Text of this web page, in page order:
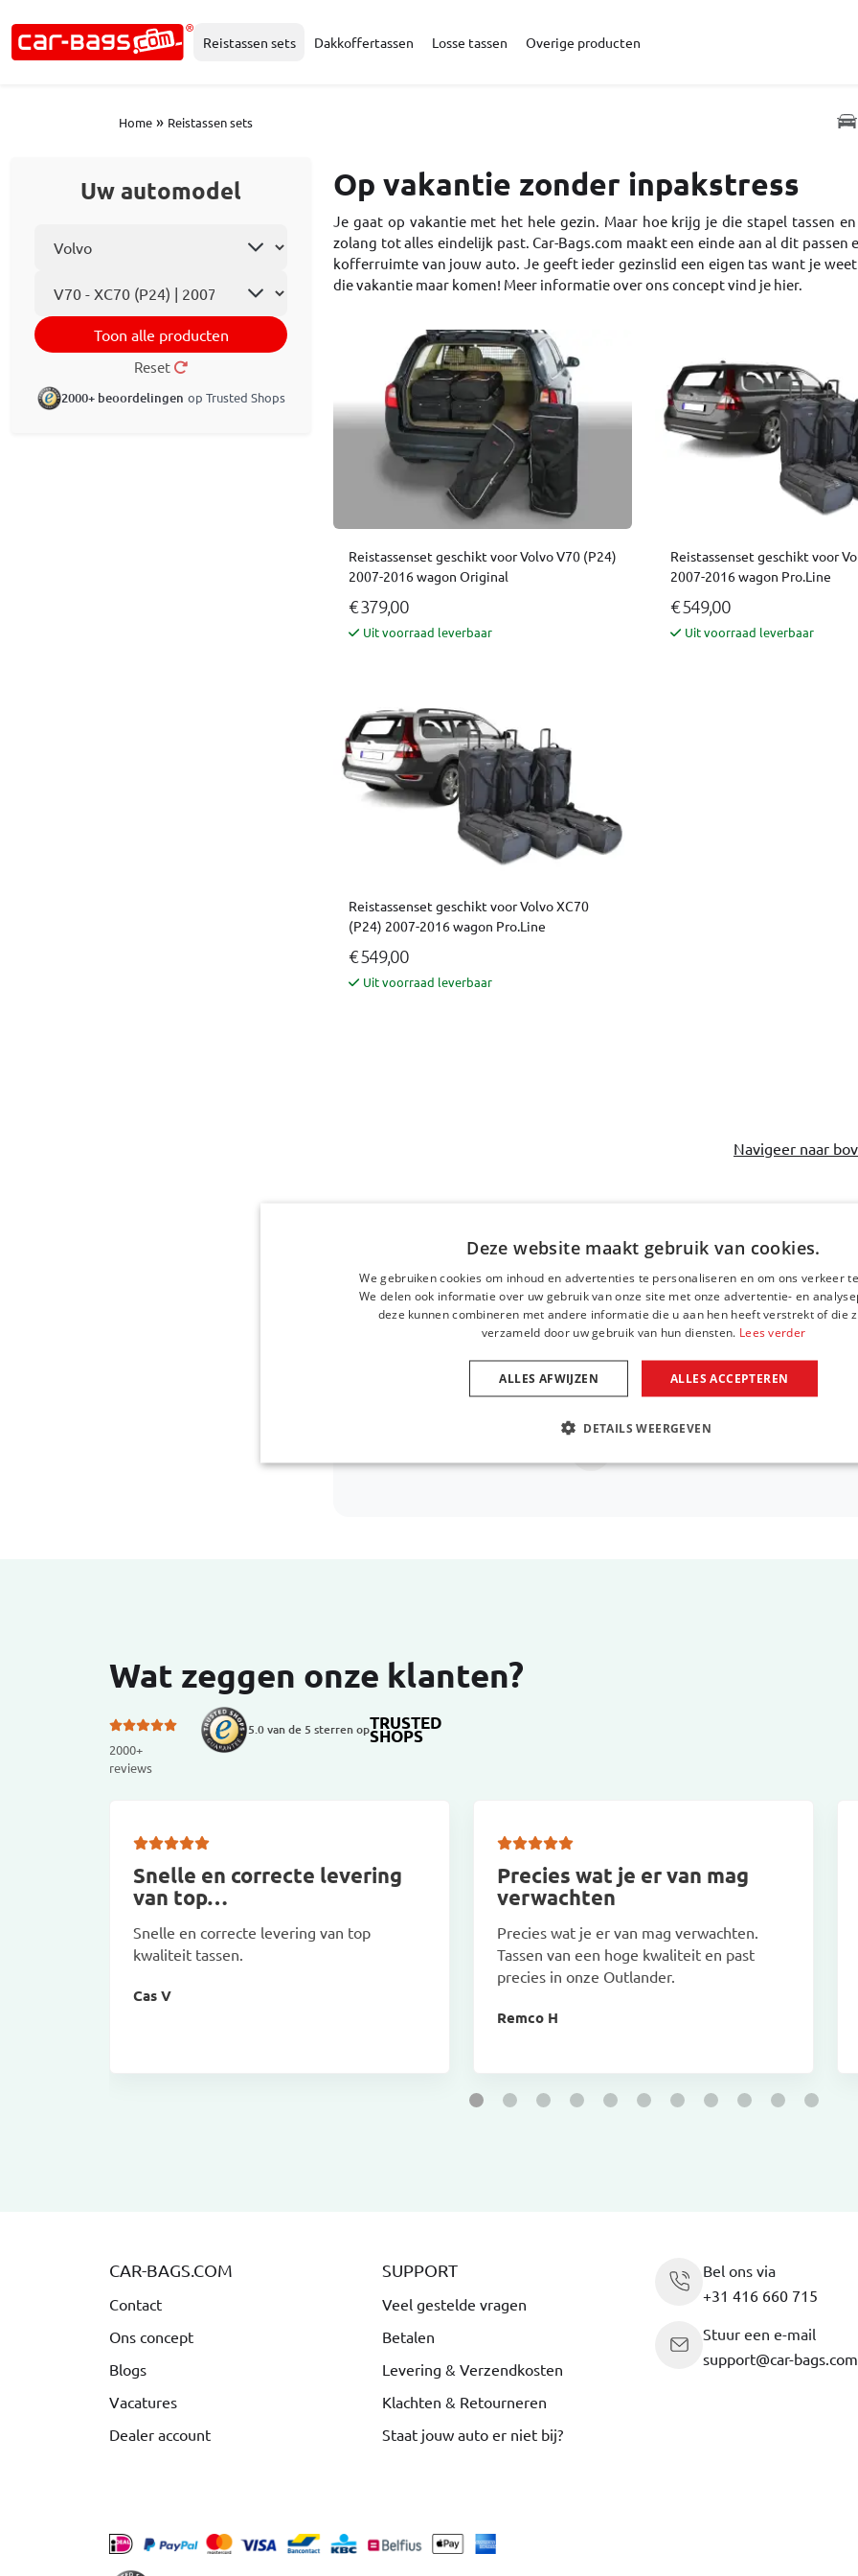
Reistassen sets Dakkoffertassen Losse tassen Overige producten
Home » Reistassen sets
Uw automodel
Toon alle producten
Reset
2000+ beoordelingen op Trusted Shops
Op vakantie zonder inpakstress
Je gaat op vakantie met het hele gezin. Maar hoe krijg je die stapel tassen
zolang tot alles eindelijk past. Car-Bags.com maakt een einde aan al dit
kofferruimte van jouw auto. Je geeft ieder gezinslid een eigen tas want je
die vakantie maar komen! Meer informatie over ons concept vind je hier.
Reistassenset geschikt voor Volvo V70 (P24)
2007-2016 wagon Original
€ 379,00
Uit voorraad leverbaar
Reistassenset geschikt voor
2007-2016 wagon Pro.Line
€ 549,00
Uit voorraad leverbaar
Reistassenset geschikt voor Volvo XC70
(P24) 2007-2016 wagon Pro.Line
€ 549,00
Uit voorraad leverbaar
Navigeer naar
Staat uw automodel
Wij helpen u graag verder met het zoeken naar
amet. Aut necessitatibus atque
Bel ons via+31 416 660 715
Wat zeggen onze klanten?
2000+
reviews
5.0 van de 5 sterren opTRUSTED
SHOPS
Snelle en correcte levering
van top…
Snelle en correcte levering van top
kwaliteit tassen.
Cas V
Precies wat je er van mag
verwachten
Precies wat je er van mag verwachten.
Tassen van een hoge kwaliteit en past
precies in onze Outlander.
Remco H
CAR-BAGS.COM
Contact
Ons concept
Blogs
Vacatures
Dealer account
SUPPORT
Veel gestelde vragen
Betalen
Levering & Verzendkosten
Klachten & Retourneren
Staat jouw auto er niet bij?
Bel ons via
+31 416 660 715
Stuur een e-mail
support@car-bags.com
Deze website maakt gebruik van cookies.
We gebruiken cookies om inhoud en advertenties te personaliseren en om ons verkeer
We delen ook informatie over uw gebruik van onze site met onze advertentie- en
deze kunnen combineren met andere informatie die u aan hen heeft verstrekt of die
verzameld door uw gebruik van hun diensten. Lees verder
ALLES ACCEPTEREN
ALLES AFWIJZEN
DETAILS WEERGEVEN